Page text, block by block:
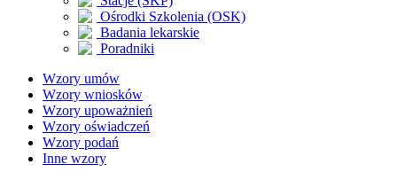
Ośrodki Szkolenia (OSK)
Badania lekarskie
Poradniki
Wzory umów
Wzory wniosków
Wzory upoważnień
Wzory oświadczeń
Wzory podań
Inne wzory